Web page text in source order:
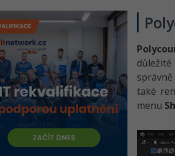
úlohy k 7. lekci Blender
auta v Blenderu -
a funkce Driver
úlohy k 8. lekci Blender
- Particle System a funkce
v Blenderu
textury v Blenderu -
a kavárna
také
menu